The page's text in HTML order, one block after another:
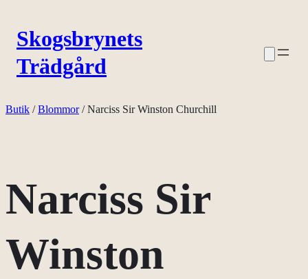
till
innehåll
Skogsbrynets
Trädgård
Butik /Blommor/ Narciss Sir Winston Churchill
Narciss Sir
Winston